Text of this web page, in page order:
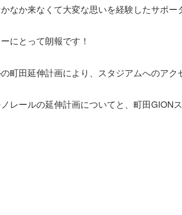
なか来なくて大変な思いを経験したサポ
にとって朗報です！
町田延伸計画により、スタジアムへのアク
レールの延伸計画についてと、町田GION